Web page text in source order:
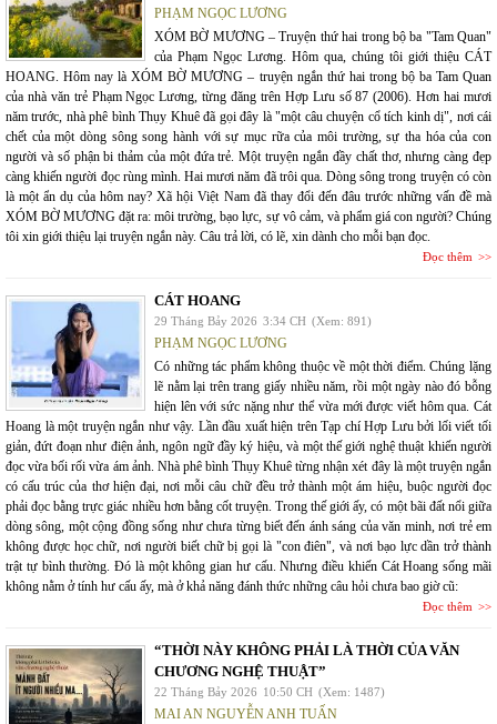
PHẠM NGỌC LƯƠNG
XÓM BỜ MƯƠNG – Truyện thứ hai trong bộ ba "Tam Quan"
của Phạm Ngọc Lương. Hôm qua, chúng tôi giới thiệu CÁT
HOANG. Hôm nay là XÓM BỜ MƯƠNG – truyện ngắn thứ hai trong bộ ba Tam Quan
của nhà văn trẻ Phạm Ngọc Lương, từng đăng trên Hợp Lưu số 87 (2006). Hơn hai mươi
năm trước, nhà phê bình Thụy Khuê đã gọi đây là "một câu chuyện cổ tích kinh dị", nơi cái
chết của một dòng sông song hành với sự mục rữa của môi trường, sự tha hóa của con
người và số phận bi thảm của một đứa trẻ. Một truyện ngắn đầy chất thơ, nhưng càng đẹp
càng khiến người đọc rùng mình. Hai mươi năm đã trôi qua. Dòng sông trong truyện có còn
là một ẩn dụ của hôm nay? Xã hội Việt Nam đã thay đổi đến đâu trước những vấn đề mà
XÓM BỜ MƯƠNG đặt ra: môi trường, bạo lực, sự vô cảm, và phẩm giá con người? Chúng
tôi xin giới thiệu lại truyện ngắn này. Câu trả lời, có lẽ, xin dành cho mỗi bạn đọc.
Đọc thêm
CÁT HOANG
29 Tháng Bảy 2026 3:34 CH (Xem: 891)
PHẠM NGỌC LƯƠNG
Có những tác phẩm không thuộc về một thời điểm. Chúng lặng
lẽ nằm lại trên trang giấy nhiều năm, rồi một ngày nào đó bỗng
hiện lên với sức nặng như thể vừa mới được viết hôm qua. Cát
Hoang là một truyện ngắn như vậy. Lần đầu xuất hiện trên Tạp chí Hợp Lưu bởi lối viết tối
giản, đứt đoạn như điện ảnh, ngôn ngữ đầy ký hiệu, và một thế giới nghệ thuật khiến người
đọc vừa bối rối vừa ám ảnh. Nhà phê bình Thụy Khuê từng nhận xét đây là một truyện ngắn
có cấu trúc của thơ hiện đại, nơi mỗi câu chữ đều trở thành một ám hiệu, buộc người đọc
phải đọc bằng trực giác nhiều hơn bằng cốt truyện. Trong thế giới ấy, có một bãi đất nổi giữa
dòng sông, một cộng đồng sống như chưa từng biết đến ánh sáng của văn minh, nơi trẻ em
không được học chữ, nơi người biết chữ bị gọi là "con điên", và nơi bạo lực dần trở thành
trật tự bình thường. Đó là một không gian hư cấu. Nhưng điều khiến Cát Hoang sống mãi
không nằm ở tính hư cấu ấy, mà ở khả năng đánh thức những câu hỏi chưa bao giờ cũ:
Đọc thêm
“THỜI NÀY KHÔNG PHẢI LÀ THỜI CỦA VĂN
CHƯƠNG NGHỆ THUẬT”
22 Tháng Bảy 2026 10:50 CH (Xem: 1487)
MAI AN NGUYỄN ANH TUẤN